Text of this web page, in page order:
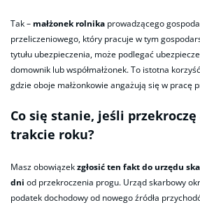
Tak – małżonek rolnika prowadzącego
przeliczeniowego, który pracuje w tym
tytułu ubezpieczenia, może podlegać
domownik lub współmałżonek. To istotna
gdzie oboje małżonkowie angażują się w pracę
Co się stanie, jeśli
trakcie roku?
Masz obowiązekzgłosić ten fakt do urzędu
dni od przekroczenia progu. Urząd skarbowy
podatek dochodowy od nowego źródła